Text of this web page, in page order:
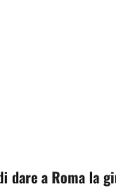
dare a Roma la